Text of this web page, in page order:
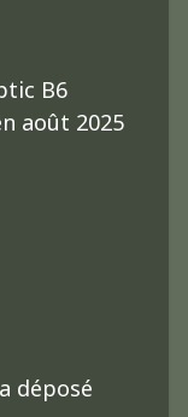
B6
août 2025
déposé